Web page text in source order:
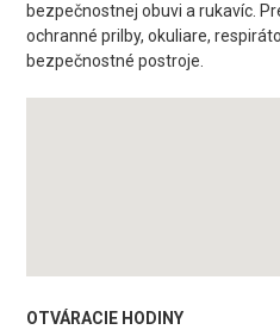
bezpečnostnej obuvi a rukavíc.
ochranné prilby, okuliare,
bezpečnostné postroje.
OTVÁRACIE HODINY